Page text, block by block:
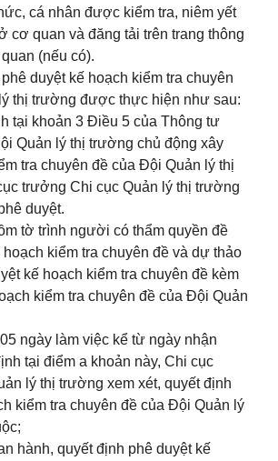
cá nhân được kiểm tra, niêm yết
cơ quan và đăng tải trên trang thông
(nếu có).
duyệt kế hoạch kiểm tra chuyên
thị trường được thực hiện như sau:
tại khoản 3 Điều 5 của Thông tư
Quản lý thị trường chủ động xây
tra chuyên đề của Đội Quản lý thị
trưởng Chi cục Quản lý thị trường
duyệt.
tờ trình người có thẩm quyền đề
kiểm tra chuyên đề và dự thảo
kế hoạch kiểm tra chuyên đề kèm
kiểm tra chuyên đề của Đội Quản
ngày làm việc kể từ ngày nhận
tại điểm a khoản này, Chi cục
lý thị trường xem xét, quyết định
kiểm tra chuyên đề của Đội Quản lý
hành, quyết định phê duyệt kế